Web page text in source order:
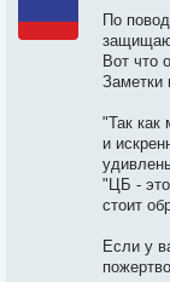
По
Вот что
Заметки
"Так как
и
"ЦБ -
стоит
Если у